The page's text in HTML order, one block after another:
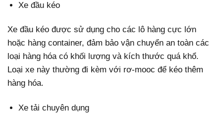
Xe đầu kéo
Xe đầu kéo được sử dụng cho các lô hàng cực lớn
hoặc hàng container, đảm bảo vận chuyển an toàn các
loại hàng hóa có khối lượng và kích thước quá khổ.
Loại xe này thường đi kèm với rơ-mooc để kéo thêm
hàng hóa.
Xe tải chuyên dụng